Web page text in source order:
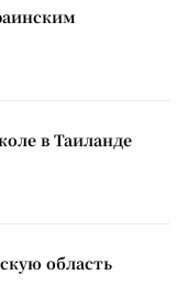
в Таиланде
область